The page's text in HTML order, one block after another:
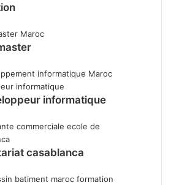
informatique
casablanca